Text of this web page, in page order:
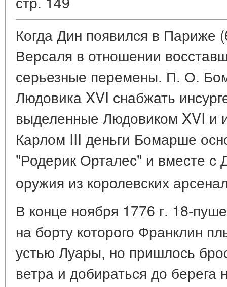
Когда Дин появился в Париже
Версаля в отношении
серьезные перемены. П. О.
Людовика XVI снабжать
выделенные Людовиком XVI и
Карлом III деньги Бомарше
"Родерик Орталес" и вместе с
оружия из королевских
В конце ноября 1776 г. 18-
на борту которого Франклин
устью Луары, но пришлось
ветра и добираться до